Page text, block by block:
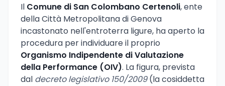
Il Comune di San Colombano Certenoli, ente
della Città Metropolitana di Genova
incastonato nell'entroterra ligure, ha aperto la
procedura per individuare il proprio
Organismo Indipendente di Valutazione
della Performance (OIV). La figura, prevista
dal decreto legislativo 150/2009(la cosiddetta